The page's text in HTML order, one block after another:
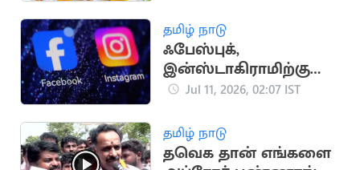
தமிழ் நாடு
ஃபேஸ்புக்,
இன்ஸ்டாகிராமிற்கு
ஐரோப்பிய ஒன்றியம்
Jul 11, 2026, 02:07 IST
தமிழ் நாடு
தவெக தான் எங்களை